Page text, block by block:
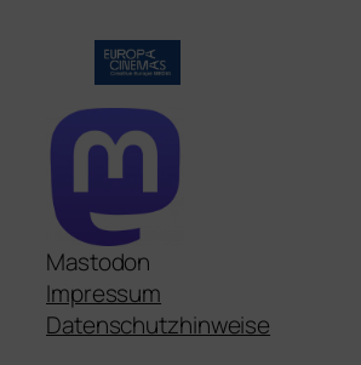
Mastodon
Impressum
Datenschutzhinweise